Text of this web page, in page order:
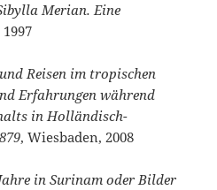
Merian. Eine
Reisen im tropischen
Erfahrungen während
in Holländisch-
, Wiesbaden, 2008
in Surinam oder Bilder